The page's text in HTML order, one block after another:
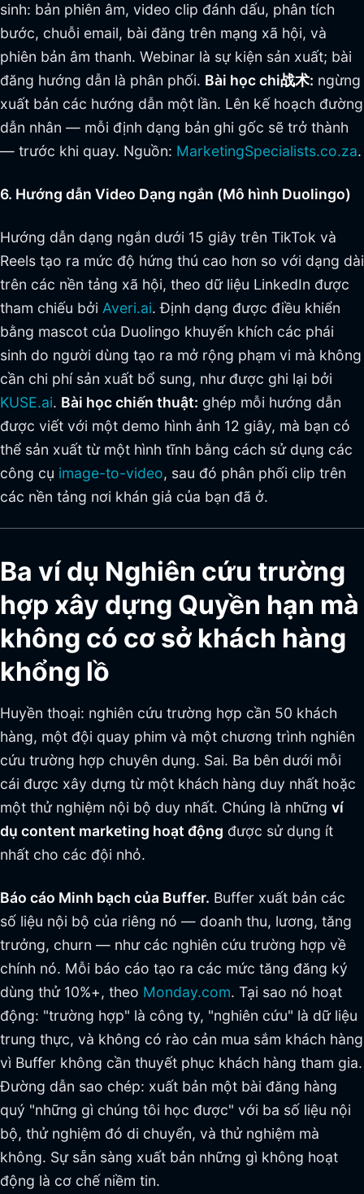
sinh: bản phiên âm, video clip đánh dấu, phân tích
bước, chuỗi email, bài đăng trên mạng xã hội, và
phiên bản âm thanh. Webinar là sự kiện sản xuất; bài
đăng hướng dẫn là phân phối. Bài học chi战术: ngừng
xuất bản các hướng dẫn một lần. Lên kế hoạch đường
dẫn nhân — mỗi định dạng bản ghi gốc sẽ trở thành
— trước khi quay. Nguồn: MarketingSpecialists.co.za.
6. Hướng dẫn Video Dạng ngắn (Mô hình Duolingo)
Hướng dẫn dạng ngắn dưới 15 giây trên TikTok và
Reels tạo ra mức độ hứng thú cao hơn so với dạng dài
trên các nền tảng xã hội, theo dữ liệu LinkedIn được
tham chiếu bởi Averi.ai. Định dạng được điều khiển
bằng mascot của Duolingo khuyến khích các phái
sinh do người dùng tạo ra mở rộng phạm vi mà không
cần chi phí sản xuất bổ sung, như được ghi lại bởi
KUSE.ai. Bài học chiến thuật: ghép mỗi hướng dẫn
được viết với một demo hình ảnh 12 giây, mà bạn có
thể sản xuất từ một hình tĩnh bằng cách sử dụng các
công cụ image-to-video, sau đó phân phối clip trên
các nền tảng nơi khán giả của bạn đã ở.
Ba ví dụ Nghiên cứu trường
hợp xây dựng Quyền hạn mà
không có cơ sở khách hàng
khổng lồ
Huyền thoại: nghiên cứu trường hợp cần 50 khách
hàng, một đội quay phim và một chương trình nghiên
cứu trường hợp chuyên dụng. Sai. Ba bên dưới mỗi
cái được xây dựng từ một khách hàng duy nhất hoặc
một thử nghiệm nội bộ duy nhất. Chúng là những ví
dụ content marketing hoạt động được sử dụng ít
nhất cho các đội nhỏ.
Báo cáo Minh bạch của Buffer. Buffer xuất bản các
số liệu nội bộ của riêng nó — doanh thu, lương, tăng
trưởng, churn — như các nghiên cứu trường hợp về
chính nó. Mỗi báo cáo tạo ra các mức tăng đăng ký
dùng thử 10%+, theo Monday.com. Tại sao nó hoạt
động: "trường hợp" là công ty, "nghiên cứu" là dữ liệu
trung thực, và không có rào cản mua sắm khách hàng
vì Buffer không cần thuyết phục khách hàng tham gia.
Đường dẫn sao chép: xuất bản một bài đăng hàng
quý "những gì chúng tôi học được" với ba số liệu nội
bộ, thử nghiệm đó di chuyển, và thử nghiệm mà
không. Sự sẵn sàng xuất bản những gì không hoạt
động là cơ chế niềm tin.